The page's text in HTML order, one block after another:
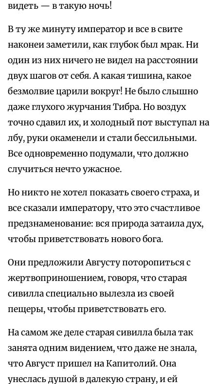
видеть — в такую ночь!
В ту же минуту император и все в свите
наконеи заметили, как глубок был мрак. Ни
один из них ничего не видел на расстоянии
двух шагов от себя. А какая тишина, какое
безмолвие царили вокруг! Не было слышно
даже глухого журчания Тибра. Но воздух
точно сдавил их, и холодный пот выступал на
лбу, руки окаменели и стали бессильными.
Все одновременно подумали, что должно
случиться нечто ужасное.
Но никто не хотел показать своего страха, и
все сказали императору, что это счастливое
предзнаменование: вся природа затаила дух,
чтобы приветствовать нового бога.
Они предложили Августу поторопиться с
жертвоприношением, говоря, что старая
сивилла специально вылезла из своей
пещеры, чтобы приветствовать его.
На самом же деле старая сивилла была так
занята одним видением, что даже не знала,
что Август пришел на Капитолий. Она
унеслась душой в далекую страну, и ей